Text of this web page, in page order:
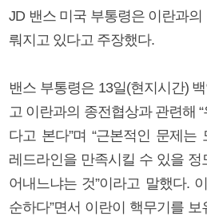
JD 밴스 미국 부통령은 이란과
뤄지고 있다고 주장했다.
밴스 부통령은 13일(현지시간)
고 이란과의 종전협상과 관련해
다고 본다”며 “근본적인 문제는
레드라인을 만족시킬 수 있을
어내느냐는 것”이라고 말했다.
순하다”면서 이란이 핵무기를